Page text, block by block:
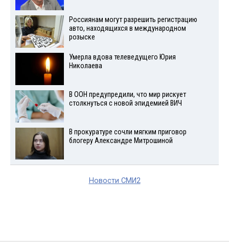
Россиянам могут разрешить регистрацию
авто, находящихся в международном
розыске
Умерла вдова телеведущего Юрия
Николаева
В ООН предупредили, что мир рискует
столкнуться с новой эпидемией ВИЧ
В прокуратуре сочли мягким приговор
блогеру Александре Митрошиной
Новости СМИ2